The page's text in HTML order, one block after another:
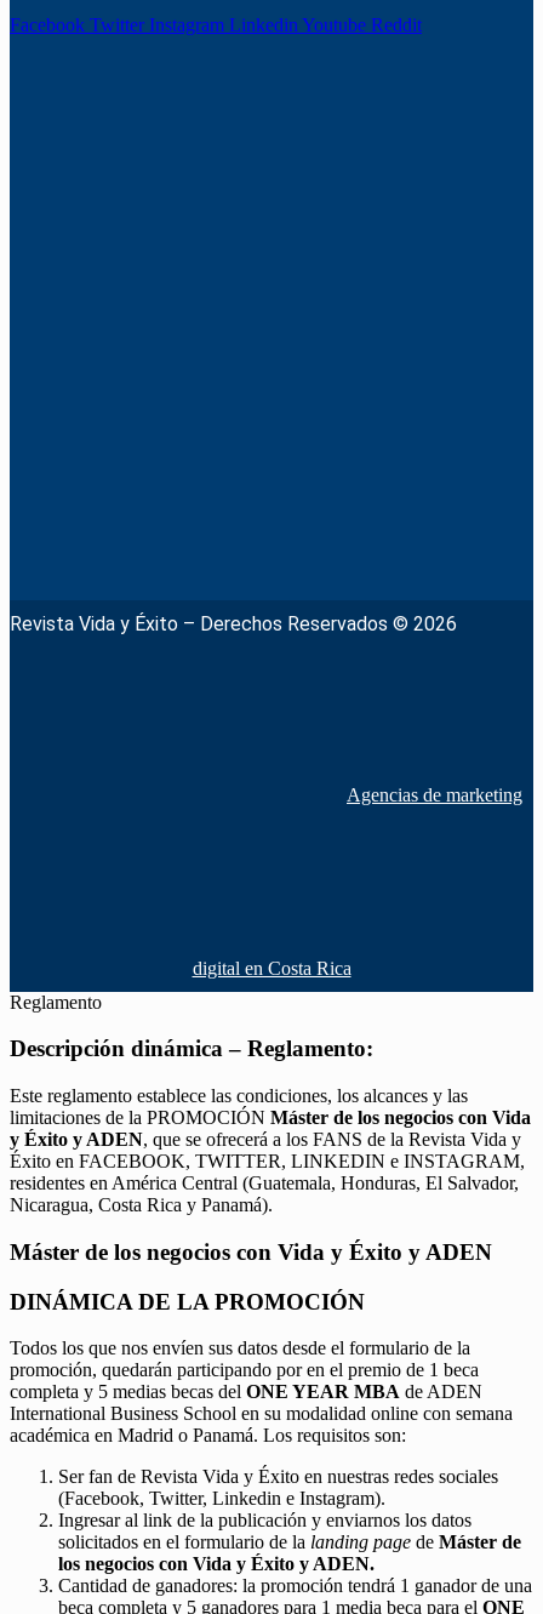
Facebook Twitter Instagram Linkedin Youtube Reddit
Revista Vida y Éxito – Derechos Reservados © 2026
Agencias de marketing
digital en Costa Rica
Reglamento
Descripción dinámica – Reglamento:
Este reglamento establece las condiciones, los alcances y las
limitaciones de la PROMOCIÓN Máster de los negocios con Vida
y Éxito y ADEN, que se ofrecerá a los FANS de la Revista Vida y
Éxito en FACEBOOK, TWITTER, LINKEDIN e INSTAGRAM,
residentes en América Central (Guatemala, Honduras, El Salvador,
Nicaragua, Costa Rica y Panamá).
Máster de los negocios con Vida y Éxito y ADEN
DINÁMICA DE LA PROMOCIÓN
Todos los que nos envíen sus datos desde el formulario de la
promoción, quedarán participando por en el premio de 1 beca
completa y 5 medias becas del ONE YEAR MBA de ADEN
International Business School en su modalidad online con semana
académica en Madrid o Panamá. Los requisitos son:
Ser fan de Revista Vida y Éxito en nuestras redes sociales
(Facebook, Twitter, Linkedin e Instagram).
Ingresar al link de la publicación y enviarnos los datos
solicitados en el formulario de la landing page de Máster de
los negocios con Vida y Éxito y ADEN.
Cantidad de ganadores: la promoción tendrá 1 ganador de una
beca completa y 5 ganadores para 1 media beca para el ONE